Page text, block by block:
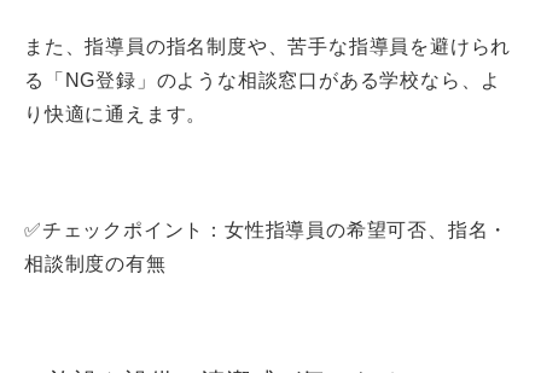
また、指導員の指名制度や、苦手な指導員を避けられ
る「NG登録」のような相談窓口がある学校なら、よ
り快適に通えます。
✅チェックポイント：女性指導員の希望可否、指名・
相談制度の有無